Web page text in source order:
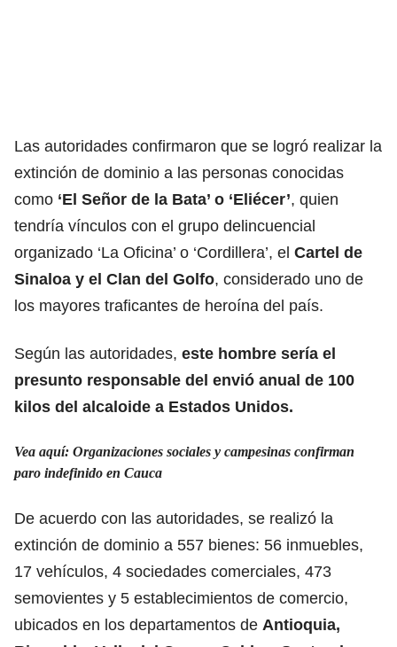
Las autoridades confirmaron que se logró realizar la
extinción de dominio a las personas conocidas
como ‘El Señor de la Bata’ o ‘Eliécer’, quien
tendría vínculos con el grupo delincuencial
organizado ‘La Oficina’ o ‘Cordillera’, el Cartel de
Sinaloa y el Clan del Golfo, considerado uno de
los mayores traficantes de heroína del país.
Según las autoridades, este hombre sería el
presunto responsable del envió anual de 100
kilos del alcaloide a Estados Unidos.
Vea aquí: Organizaciones sociales y campesinas confirman
paro indefinido en Cauca
De acuerdo con las autoridades, se realizó la
extinción de dominio a 557 bienes: 56 inmuebles,
17 vehículos, 4 sociedades comerciales, 473
semovientes y 5 establecimientos de comercio,
ubicados en los departamentos de Antioquia,